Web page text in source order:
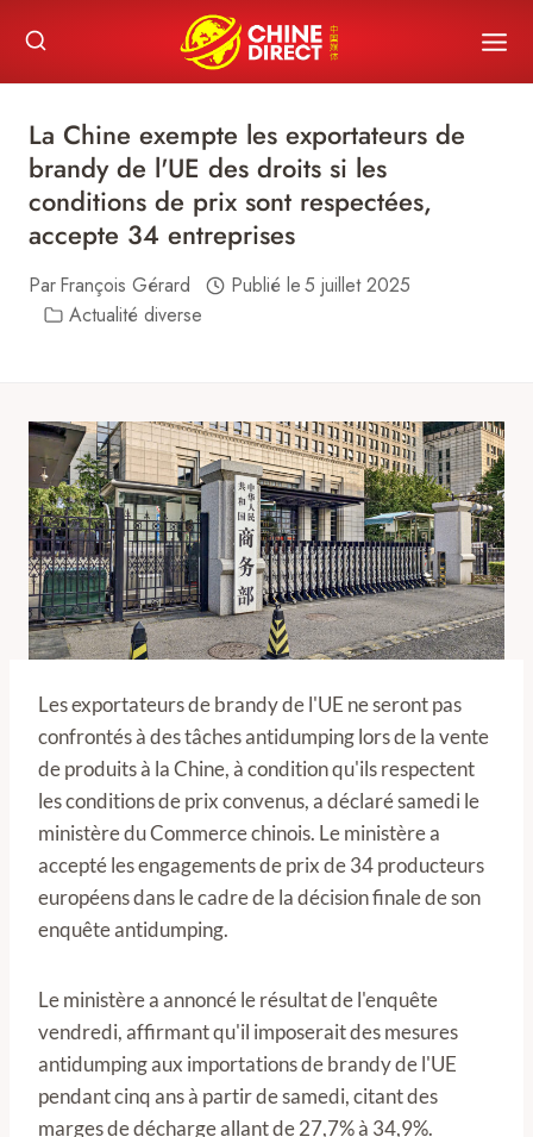
content
La Chine exempte les exportateurs de
brandy de l'UE des droits si les
conditions de prix sont respectées,
accepte 34 entreprises
ParFrançois Gérard Publié le5 juillet 2025
Actualité diverse
Les exportateurs de brandy de l'UE ne seront pas
confrontés à des tâches antidumping lors de la vente
de produits à la Chine, à condition qu'ils respectent
les conditions de prix convenus, a déclaré samedi le
ministère du Commerce chinois. Le ministère a
accepté les engagements de prix de 34 producteurs
européens dans le cadre de la décision finale de son
enquête antidumping.
Le ministère a annoncé le résultat de l'enquête
vendredi, affirmant qu'il imposerait des mesures
antidumping aux importations de brandy de l'UE
pendant cinq ans à partir de samedi, citant des
marges de décharge allant de 27,7% à 34,9%.